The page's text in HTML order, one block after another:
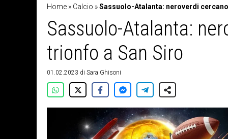
Home » Calcio »Sassuolo-Atalanta: neroverdi
Sassuolo-Atalanta:
trionfo a San Siro
01.02.2023 di Sara Ghisoni